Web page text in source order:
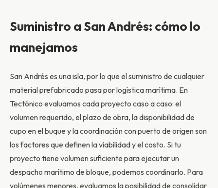
Suministro a San Andrés: cómo lo
manejamos
San Andrés es una isla, por lo que el suministro de cualquier
material prefabricado pasa por logística marítima. En
Tectónico evaluamos cada proyecto caso a caso: el
volumen requerido, el plazo de obra, la disponibilidad de
cupo en el buque y la coordinación con puerto de origen son
los factores que definen la viabilidad y el costo. Si tu
proyecto tiene volumen suficiente para ejecutar un
despacho marítimo de bloque, podemos coordinarlo. Para
volúmenes menores, evaluamos la posibilidad de consolidar